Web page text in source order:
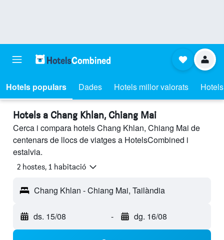
Hotels populars Dades Hotels millor valorats
Hotels a Chang Khlan, Chiang Mai
Cerca i compara hotels Chang Khlan, Chiang Mai de
centenars de llocs de viatges a HotelsCombined i
estalvia.
2 hostes, 1 habitació
Chang Khlan - Chiang Mai, Tailàndia
ds. 15/08 - dg. 16/08